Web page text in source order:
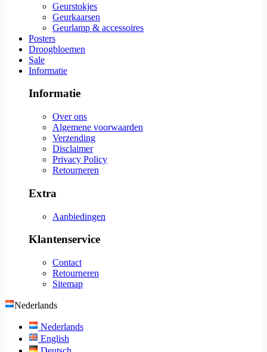
Geurstokjes
Geurkaarsen
Geurlamp & accessoires
Posters
Droogbloemen
Sale
Informatie
Informatie
Over ons
Algemene voorwaarden
Verzending
Disclaimer
Privacy Policy
Retourneren
Extra
Aanbiedingen
Klantenservice
Contact
Retourneren
Sitemap
Nederlands
Nederlands
English